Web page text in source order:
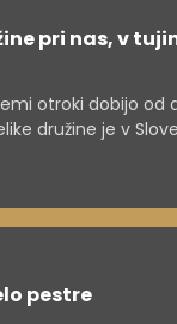
pri nas, v
otroki dobijo od
družine je v
pestre